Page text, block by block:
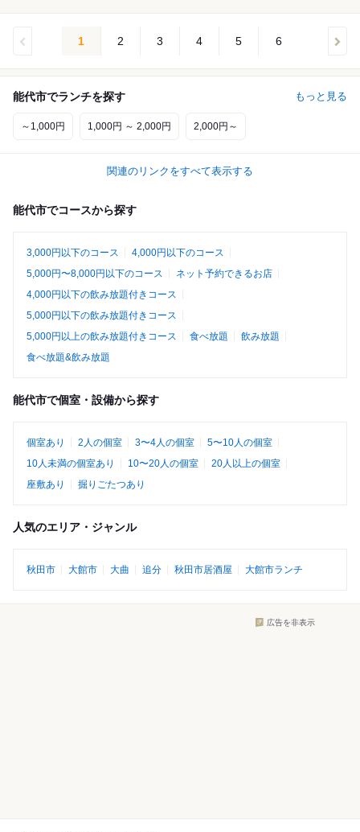
1 2 3 4 5 6
能代市でランチを探す もっと見る
～1,000円 1,000円 ～ 2,000円 2,000円～
関連のリンクをすべて表示する
能代市でコースから探す
3,000円以下のコース
4,000円以下のコース
5,000円〜8,000円以下のコース
ネット予約できるお店
4,000円以下の飲み放題付きコース
5,000円以下の飲み放題付きコース
5,000円以上の飲み放題付きコース
食べ放題
飲み放題
食べ放題&飲み放題
能代市で個室・設備から探す
個室あり 2人の個室 3〜4人の個室
5〜10人の個室
10人未満の個室あり
10〜20人の個室
20人以上の個室
座敷あり
掘りごたつあり
人気のエリア・ジャンル
秋田市 大館市 大曲 追分 秋田市居酒屋 大館市ランチ
広告を非表示